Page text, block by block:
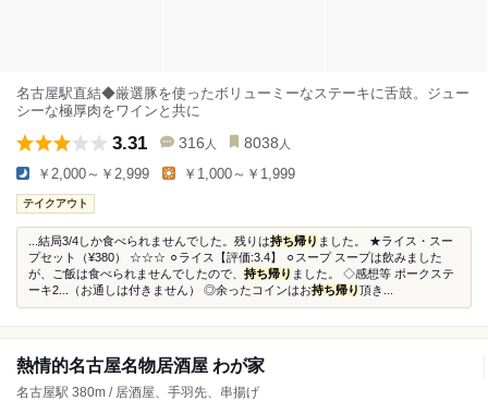
名古屋駅直結◆厳選豚を使ったボリューミーなステーキに舌鼓。ジュー
シーな極厚肉をワインと共に
3.31 316 人 8038 人
￥2,000～￥2,999 ￥1,000～￥1,999
テイクアウト
...結局3/4しか食べられませんでした。残りは持ち帰り ました。 ★ライス・スー
プセット（¥380） ☆☆☆ ⚪︎ライス【評価:3.4】 ⚪︎スープ スープは飲みました
が、ご飯は食べられませんでしたので、 持ち帰り ました。 ◇感想等 ポークステ
ーキ2...（お通しは付きません） ◎余ったコインはお持ち帰り頂き...
熱情的名古屋名物居酒屋 わが家
名古屋駅 380m / 居酒屋、手羽先、串揚げ